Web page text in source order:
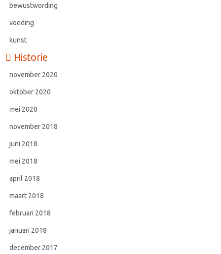
bewustwording
voeding
kunst
Historie
november 2020
oktober 2020
mei 2020
november 2018
juni 2018
mei 2018
april 2018
maart 2018
februari 2018
januari 2018
december 2017